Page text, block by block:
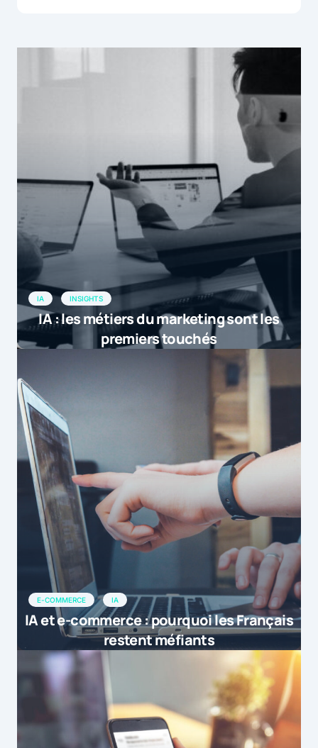
IA INSIGHTS
IA : les métiers du marketing sont les
premiers touchés
E-COMMERCE IA
IA et e-commerce : pourquoi les Français
restent méfiants